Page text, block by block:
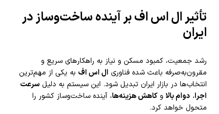
تأثیر ال اس اف بر آینده ساخت‌وساز در
ایران
رشد جمعیت، کمبود مسکن و نیاز به راهکارهای سریع و
مقرون‌به‌صرفه باعث شده فناوری ال اس اف به یکی از مهم‌ترین
انتخاب‌ها در بازار ایران تبدیل شود. این سیستم به دلیل سرعت
اجرا، دوام بالا و کاهش هزینه‌ها، آینده ساخت‌وساز کشور را
متحول خواهد کرد.